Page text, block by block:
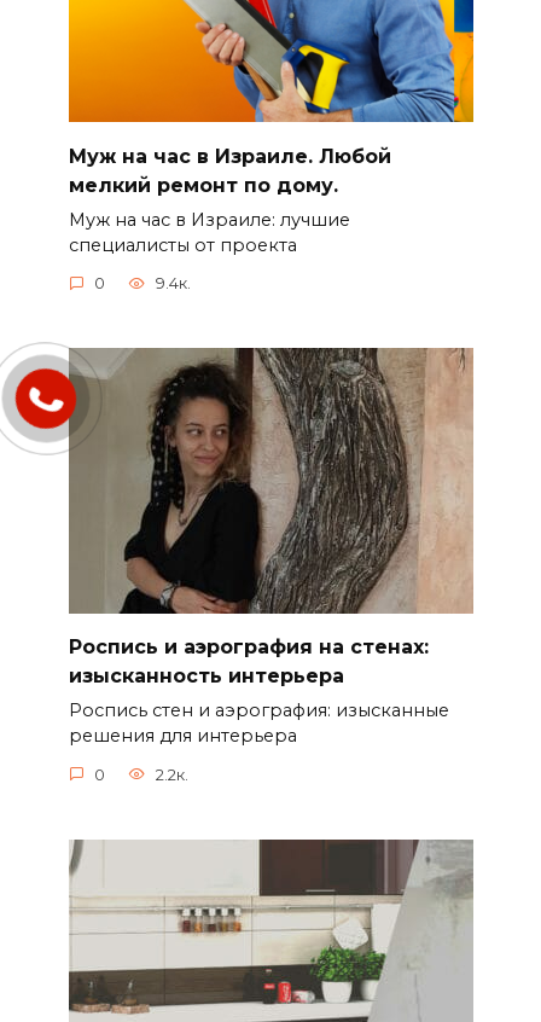
Муж на час в Израиле. Любой
мелкий ремонт по дому.
Муж на час в Израиле: лучшие
специалисты от проекта
0 9.4к.
Роспись и аэрография на стенах:
изысканность интерьера
Роспись стен и аэрография: изысканные
решения для интерьера
0 2.2к.